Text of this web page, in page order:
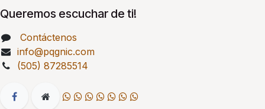
Queremos escuchar de ti!
Contáctenos
info@pqgnic.com
(505) 87285514